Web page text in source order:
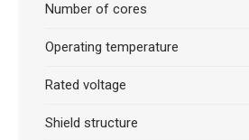
Number of cores
Operating temperature
Rated voltage
Shield structure